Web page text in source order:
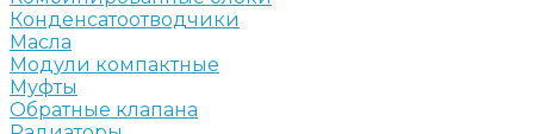
Конденсатоотводчики
Масла
Модули компактные
Муфты
Обратные клапана